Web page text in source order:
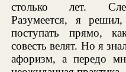
столько лет.
Разумеется, я
поступать прямо,
совесть велят. Но я
афоризм, а передо